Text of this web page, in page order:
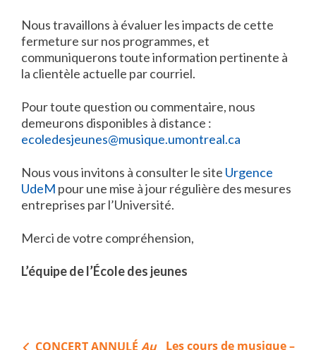
Nous travaillons à évaluer les impacts de cette
fermeture sur nos programmes, et
communiquerons toute information pertinente à
la clientèle actuelle par courriel.
Pour toute question ou commentaire, nous
demeurons disponibles à distance :
ecoledesjeunes@musique.umontreal.ca
Nous vous invitons à consulter le site Urgence
UdeM pour une mise à jour régulière des mesures
entreprises par l’Université.
Merci de votre compréhension,
L’équipe de l’École des jeunes
Navigation
CONCERT ANNULÉ Au
Les cours de musique –